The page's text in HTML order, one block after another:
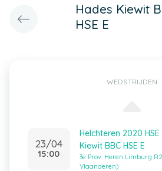
Hades Kiewit
HSE E
WEDSTRIJDEN
23/04
15:00
Helchteren 2020
Kiewit BBC HSE E
3e Prov. Heren Limburg
Vlaanderen)